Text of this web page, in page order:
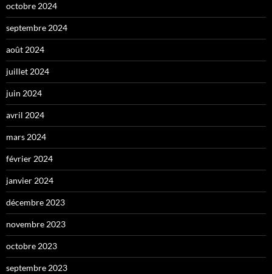
octobre 2024
septembre 2024
août 2024
juillet 2024
juin 2024
avril 2024
mars 2024
février 2024
janvier 2024
décembre 2023
novembre 2023
octobre 2023
septembre 2023